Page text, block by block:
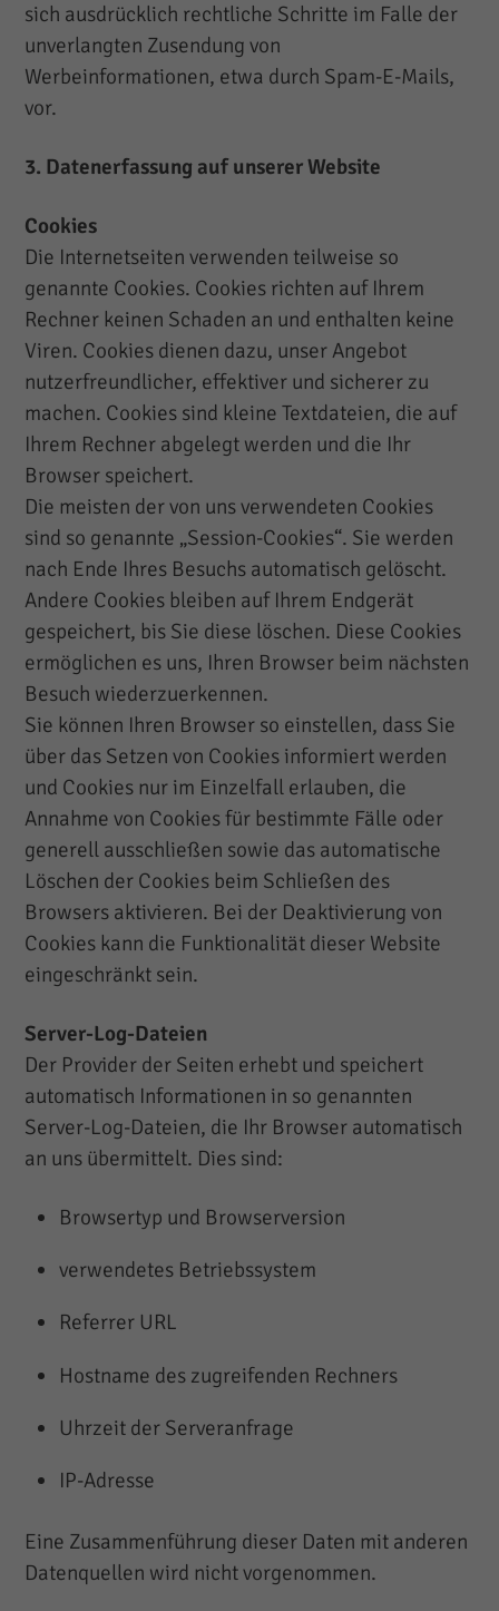
sich ausdrücklich rechtliche Schritte im Falle der
unverlangten Zusendung von
Werbeinformationen, etwa durch Spam-E-Mails,
vor.
3. Datenerfassung auf unserer Website
Cookies
Die Internetseiten verwenden teilweise so
genannte Cookies. Cookies richten auf Ihrem
Rechner keinen Schaden an und enthalten keine
Viren. Cookies dienen dazu, unser Angebot
nutzerfreundlicher, effektiver und sicherer zu
machen. Cookies sind kleine Textdateien, die auf
Ihrem Rechner abgelegt werden und die Ihr
Browser speichert.
Die meisten der von uns verwendeten Cookies
sind so genannte „Session-Cookies“. Sie werden
nach Ende Ihres Besuchs automatisch gelöscht.
Andere Cookies bleiben auf Ihrem Endgerät
gespeichert, bis Sie diese löschen. Diese Cookies
ermöglichen es uns, Ihren Browser beim nächsten
Besuch wiederzuerkennen.
Sie können Ihren Browser so einstellen, dass Sie
über das Setzen von Cookies informiert werden
und Cookies nur im Einzelfall erlauben, die
Annahme von Cookies für bestimmte Fälle oder
generell ausschließen sowie das automatische
Löschen der Cookies beim Schließen des
Browsers aktivieren. Bei der Deaktivierung von
Cookies kann die Funktionalität dieser Website
eingeschränkt sein.
Server-Log-Dateien
Der Provider der Seiten erhebt und speichert
automatisch Informationen in so genannten
Server-Log-Dateien, die Ihr Browser automatisch
an uns übermittelt. Dies sind:
Browsertyp und Browserversion
verwendetes Betriebssystem
Referrer URL
Hostname des zugreifenden Rechners
Uhrzeit der Serveranfrage
IP-Adresse
Eine Zusammenführung dieser Daten mit anderen
Datenquellen wird nicht vorgenommen.